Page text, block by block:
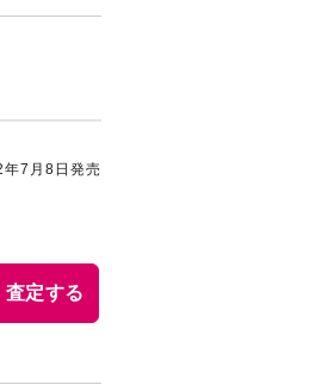
7月8日発売
査定する